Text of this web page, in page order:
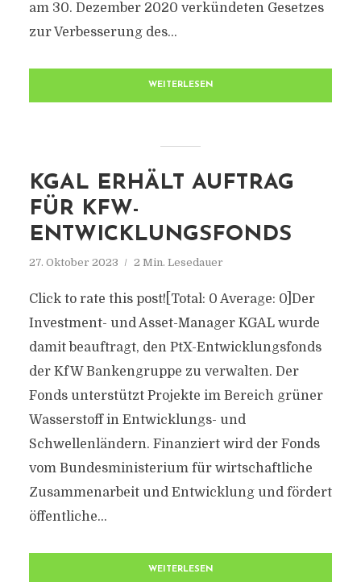
am 30. Dezember 2020 verkündeten Gesetzes
zur Verbesserung des...
WEITERLESEN
KGAL ERHÄLT AUFTRAG
FÜR KFW-
ENTWICKLUNGSFONDS
27. Oktober 2023 2 Min. Lesedauer
Click to rate this post![Total: 0 Average: 0]Der
Investment- und Asset-Manager KGAL wurde
damit beauftragt, den PtX-Entwicklungsfonds
der KfW Bankengruppe zu verwalten. Der
Fonds unterstützt Projekte im Bereich grüner
Wasserstoff in Entwicklungs- und
Schwellenländern. Finanziert wird der Fonds
vom Bundesministerium für wirtschaftliche
Zusammenarbeit und Entwicklung und fördert
öffentliche...
WEITERLESEN